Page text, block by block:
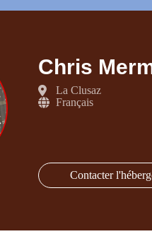
Chris
La Clusaz
Français
Contacter